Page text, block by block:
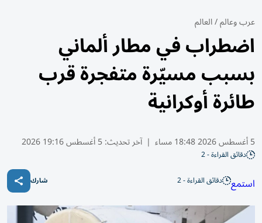
عرب وعالم/العالم
اضطراب في مطار ألماني
بسبب مسيّرة متفجرة قرب
طائرة أوكرانية
5 أغسطس 2026 18:48 مساء | آخر تحديث:5 أغسطس 19:16 2026
دقائق القراءة - 2
استمع دقائق القراءة - 2 شارك